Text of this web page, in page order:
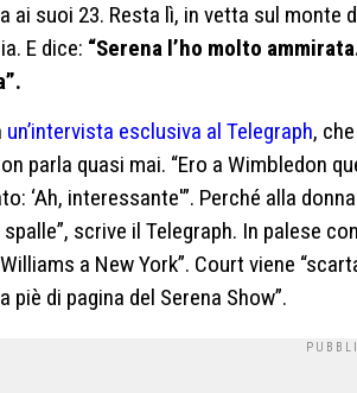
ai suoi 23. Resta lì, in vetta sul
E dice: “Serena l’ho molto
un’intervista esclusiva al Telegraph,
parla quasi mai. “Ero a Wimbledon
‘Ah, interessante'”. Perché alla
scrive il Telegraph. In palese
a New York”. Court viene
piè di pagina del Serena Show”.